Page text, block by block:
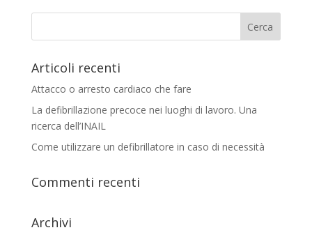
Articoli recenti
Attacco o arresto cardiaco che fare
La defibrillazione precoce nei luoghi di lavoro. Una
ricerca dell’INAIL
Come utilizzare un defibrillatore in caso di necessità
Commenti recenti
Archivi